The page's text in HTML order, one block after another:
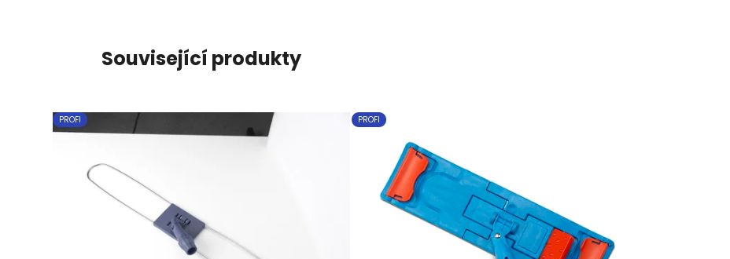
Související produkty
PROFI PROFI